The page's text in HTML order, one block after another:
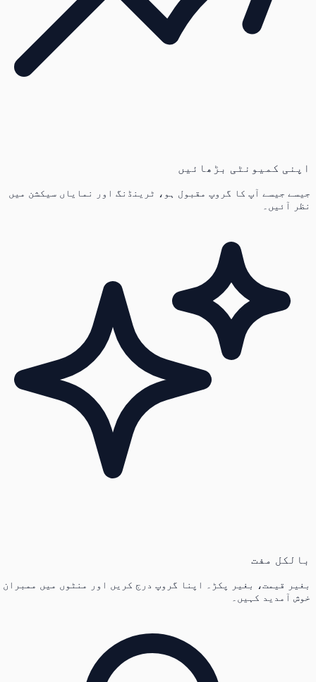
اپنی کمیونٹی بڑھائیں
جیسے جیسے آپ کا گروپ مقبول ہو، ٹرینڈنگ اور نمایاں سیکشن میں
نظر آئیں۔
بالکل مفت
بغیر قیمت، بغیر پکڑ۔ اپنا گروپ درج کریں اور منٹوں میں ممبران
خوش آمدید کہیں۔